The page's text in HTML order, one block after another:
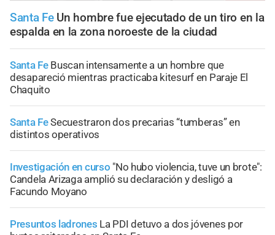
Santa Fe Un hombre fue ejecutado de un tiro en la
espalda en la zona noroeste de la ciudad
Santa Fe Buscan intensamente a un hombre que
desapareció mientras practicaba kitesurf en Paraje El
Chaquito
Santa FeSecuestraron dos precarias “tumberas” en
distintos operativos
Investigación en curso "No hubo violencia, tuve un brote":
Candela Arizaga amplió su declaración y desligó a
Facundo Moyano
Presuntos ladrones La PDI detuvo a dos jóvenes por